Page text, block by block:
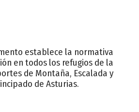
establece la normativa
en todos los refugios de la
de Montaña, Escalada y
de Asturias.